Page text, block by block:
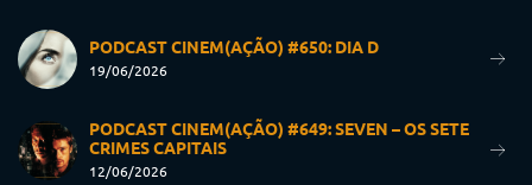
PODCAST CINEM(AÇÃO) #650: DIA D
19/06/2026
PODCAST CINEM(AÇÃO) #649: SEVEN – OS SETE
CRIMES CAPITAIS
12/06/2026